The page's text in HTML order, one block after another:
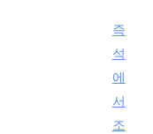
즉
석
에
서
조